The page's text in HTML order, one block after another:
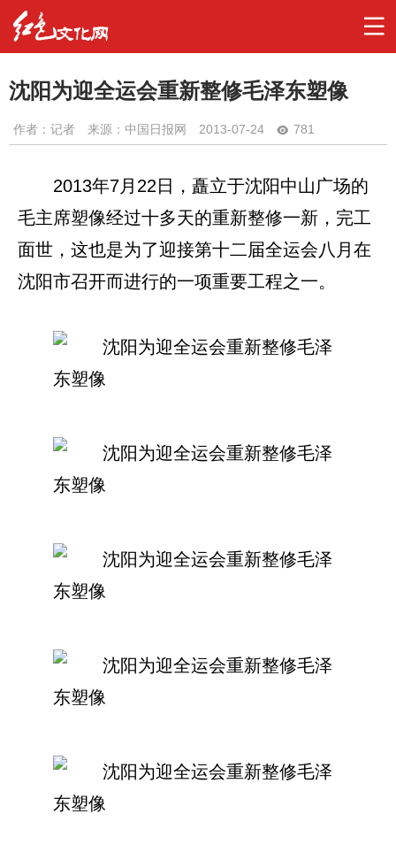
沈阳为迎全运会重新整修毛泽东塑像
作者： 记者 来源：中国日报网 2013-07-24 781
2013年7月22日，矗立于沈阳中山广场的
毛主席塑像经过十多天的重新整修一新，完工
面世，这也是为了迎接第十二届全运会八月在
沈阳市召开而进行的一项重要工程之一。